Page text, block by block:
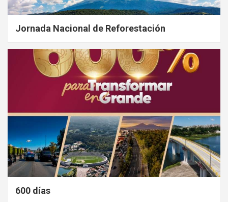
Jornada Nacional de Reforestación
600 días